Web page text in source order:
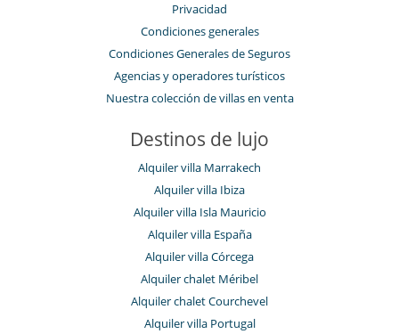
Privacidad
Condiciones generales
Condiciones Generales de Seguros
Agencias y operadores turísticos
Nuestra colección de villas en venta
Destinos de lujo
Alquiler villa Marrakech
Alquiler villa Ibiza
Alquiler villa Isla Mauricio
Alquiler villa España
Alquiler villa Córcega
Alquiler chalet Méribel
Alquiler chalet Courchevel
Alquiler villa Portugal